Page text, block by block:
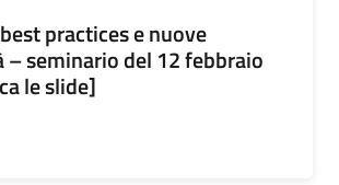
practices e nuove
seminario del 12 febbraio
le slide]